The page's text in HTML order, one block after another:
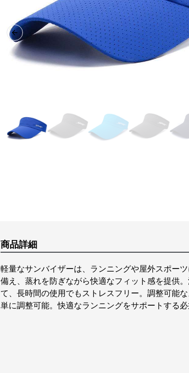
Previous slide
商品詳細
軽量なサンバイザーは、ランニングや屋外スポー
備え、蒸れを防ぎながら快適なフィット感を提供
て、長時間の使用でもストレスフリー。調整可能
単に調整可能。快適なランニングをサポートする必